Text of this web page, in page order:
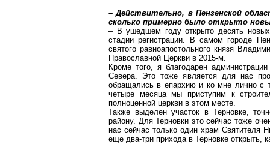
– Действительно, в Пензенской
сколько примерно было открыто
– В ушедшем году открыто десять
стадии регистрации. В самом городе
святого равноапостольного князя
Православной Церкви в 2015-м.
Кроме того, я благодарен
Севера. Это тоже является для нас
обращались в епархию и ко мне лично
четыре месяца мы приступим к
полноценной церкви в этом месте.
Также выделен участок в Терновке,
району. Для Терновки это сейчас тоже
нас сейчас только один храм Святителя
еще два-три прихода в Терновке открыть,